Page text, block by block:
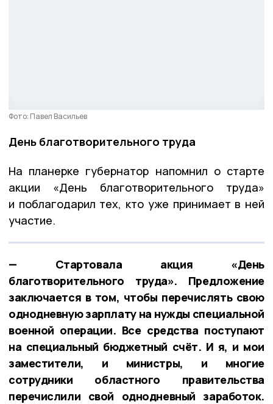
Фото: Павел Васильев
День благотворительного труда
На планерке губернатор напомнил о старте
акции «День благотворительного труда»
и поблагодарил тех, кто уже принимает в ней
участие.
— Стартовала акция «День
благотворительного труда». Предложение
заключается в том, чтобы перечислять свою
однодневную зарплату на нужды специальной
военной операции. Все средства поступают
на специальный бюджетный счёт. И я, и мои
заместители, и министры, и многие
сотрудники областного правительства
перечислили свой однодневный заработок.